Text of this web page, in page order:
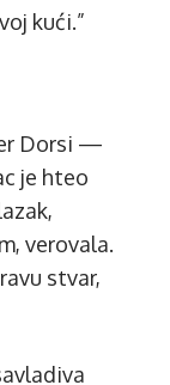
kući.”
Dorsi —
je hteo
verovala.
stvar,